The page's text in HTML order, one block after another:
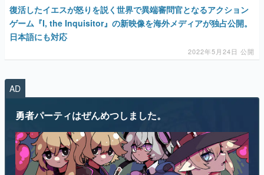
カテゴリ
特集記事
マンガ
女性向け
その他
電ファミニコゲーマーとは？
2022年5月24日 公開
AD